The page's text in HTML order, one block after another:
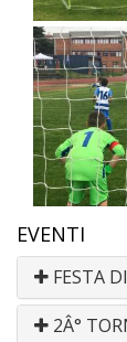
EVENTI
FESTA
2Â°